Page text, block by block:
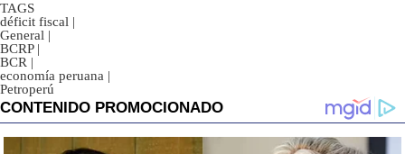
TAGS
déficit fiscal |
General |
BCRP |
BCR |
economía peruana |
Petroperú